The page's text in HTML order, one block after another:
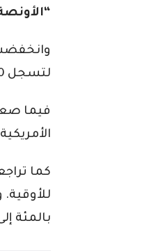
لتسجل 4685.30 دولار عند التسوية.
بالمئة إلى 1447.73